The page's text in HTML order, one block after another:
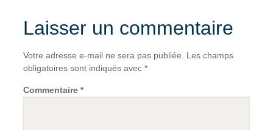
Laisser un commentaire
Votre adresse e-mail ne sera pas publiée.
Les champs
obligatoires sont indiqués avec *
Commentaire *